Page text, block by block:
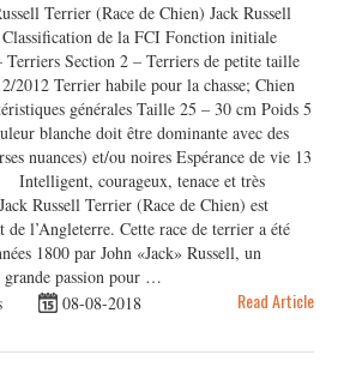
Terrier (Race de Chien) Jack Russell
de la FCI Fonction initiale
Section 2 – Terriers de petite taille
2012 Terrier habile pour la chasse; Chien
générales Taille 25 – 30 cm Poids 5
blanche doit être dominante avec des
nuances) et/ou noires Espérance de vie 13
Intelligent, courageux, tenace et très
Russell Terrier (Race de Chien) est
l’Angleterre. Cette race de terrier a été
1800 par John «Jack» Russell, un
passion pour …
08-08-2018 Read Article